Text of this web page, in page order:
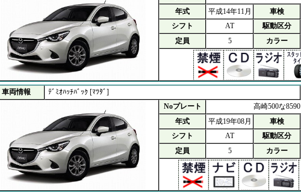
年式
平成14年11月
車検
シフト
AT 駆動区分
定員
5 カラー
車両情報 ﾃﾞﾐｵﾊｯﾁﾊﾞｯｸ [ﾏﾂﾀﾞ]
Noプレート
高崎500な8590
年式
平成19年08月
車検
シフト
AT 駆動区分
定員
5 カラー